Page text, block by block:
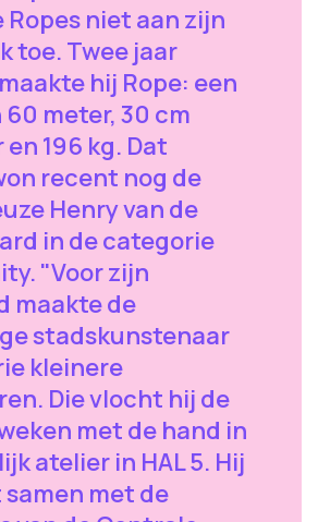
Ropes niet aan zijn
toe. Twee jaar
hij Rope: een
meter, 30 cm
196 kg. Dat
recent nog de
Henry van de
in de categorie
"Voor zijn
maakte de
stadskunstenaar
kleinere
Die vlocht hij de
met de hand in
atelier in HAL 5. Hij
met de